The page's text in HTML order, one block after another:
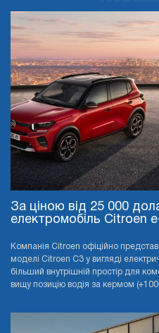
За ціною від 25 000
електромобіль Citroen
Компанія Citroen офіційно
моделі Citroen C3 у вигляді
більший внутрішній простір для
вищу позицію водія за кермом